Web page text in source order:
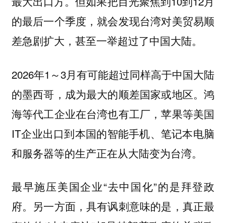
的最后一个季度，就会发现台湾对美贸易顺
差急剧扩大，甚至一举超过了中国大陆。
2026年1～3月有可能超过同样高于中国大陆
的墨西哥，成为最大的顺差国家或地区。鸿
海等代工企业在台湾也有工厂，苹果等美国
IT企业出口到本国的智能手机、笔记本电脑
和服务器等的生产正在从大陆变为台湾。
最早施压美国企业“去中国化”的是拜登政
府。另一方面，具有讽刺意味的是，真正最